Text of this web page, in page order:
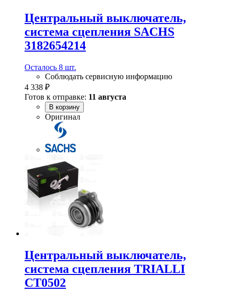
Центральный выключатель,
система сцепления SACHS
3182654214
Осталось 8 шт.
Соблюдать сервисную информацию
4 338 ₽
Готов к отправке: 11 августа
В корзину
Оригинал
Центральный выключатель,
система сцепления TRIALLI
CT0502